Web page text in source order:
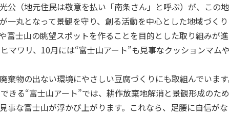
公（地元住民は敬意を払い「南条さん」と呼ぶ）が、この
一丸となって景観を守り、創る活動を中心とした地域づくり
富士山の眺望スポットを作ることを目的とした取り組みが
マワリ、10月には“富士山アート”も見事なクッションマム
棄物の出ない環境にやさしい豆腐づくりにも取組んでいます
きる“富士山アート”では、耕作放棄地解消と景観形成のた
事な富士山が浮かび上がります。これなら、足腰に自信が